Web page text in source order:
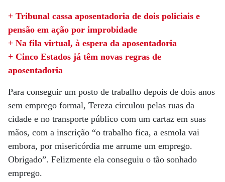
+ Tribunal cassa aposentadoria de dois policiais e
pensão em ação por improbidade
+ Na fila virtual, à espera da aposentadoria
+ Cinco Estados já têm novas regras de
aposentadoria
Para conseguir um posto de trabalho depois de dois anos
sem emprego formal, Tereza circulou pelas ruas da
cidade e no transporte público com um cartaz em suas
mãos, com a inscrição “o trabalho fica, a esmola vai
embora, por misericórdia me arrume um emprego.
Obrigado”. Felizmente ela conseguiu o tão sonhado
emprego.